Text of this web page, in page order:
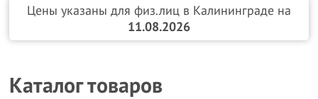
Цены указаны для физ.лиц в Калининграде на
11.08.2026
Каталог товаров